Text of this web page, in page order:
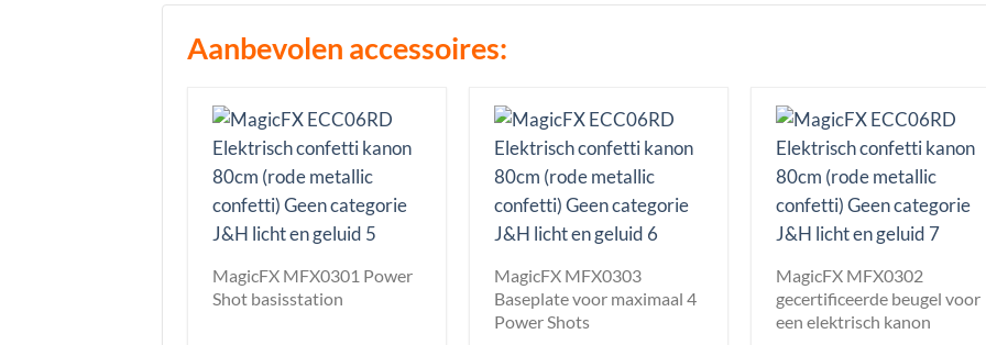
Aanbevolen accessoires:
MagicFX MFX0301 Power
Shot basisstation
MagicFX MFX0303
Baseplate voor maximaal 4
Power Shots
MagicFX MFX0302
gecertificeerde beugel voor
een elektrisch kanon